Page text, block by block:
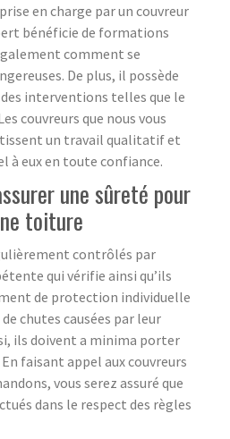
en charge par un couvreur
bénéficie de formations
comment se
De plus, il possède
interventions telles que le
couvreurs que nous vous
un travail qualitatif et
à eux en toute confiance.
une sûreté pour
toiture
contrôlés par
qui vérifie ainsi qu’ils
de protection individuelle
chutes causées par leur
ils doivent a minima porter
faisant appel aux couvreurs
vous serez assuré que
dans le respect des règles